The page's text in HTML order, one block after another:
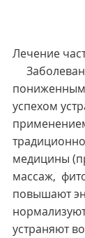
Лечение
успехом
медицины
массаж,
повышают
устраняют